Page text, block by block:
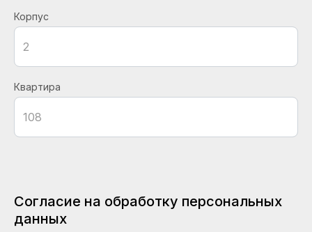
Корпус
Квартира
Согласие на обработку персональных
данных